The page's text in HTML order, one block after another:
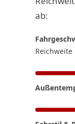
ab:
Reichweite